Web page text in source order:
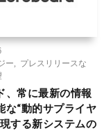
ー
プレスリリースな
、常に最新の情報
な“動的サプライヤ
する新システムの